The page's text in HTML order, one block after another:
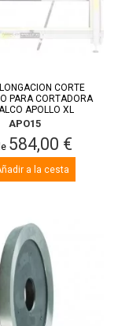
CORTE
PARA CORTADORA
APOLLO XL
APO15
584,00 €
a la cesta